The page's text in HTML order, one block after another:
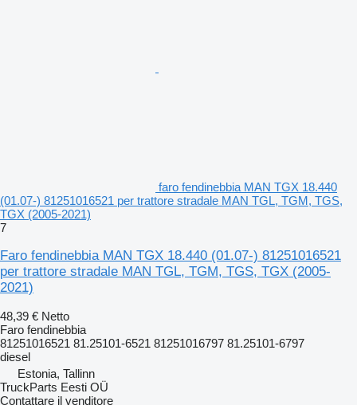
faro fendinebbia MAN TGX 18.440
(01.07-) 81251016521 per trattore stradale MAN TGL, TGM, TGS,
TGX (2005-2021)
7
Faro fendinebbia MAN TGX 18.440 (01.07-) 81251016521
per trattore stradale MAN TGL, TGM, TGS, TGX (2005-
2021)
48,39 € Netto
Faro fendinebbia
81251016521 81.25101-6521 81251016797 81.25101-6797
diesel
Estonia, Tallinn
TruckParts Eesti OÜ
Contattare il venditore